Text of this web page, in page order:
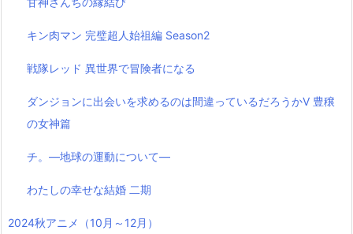
キン肉マン 完璧超人始祖編 Season2
戦隊レッド 異世界で冒険者になる
ダンジョンに出会いを求めるのは間違っているだろうかⅤ 豊穣
の女神篇
チ。―地球の運動について―
わたしの幸せな結婚 二期
2024秋アニメ（10月～12月）